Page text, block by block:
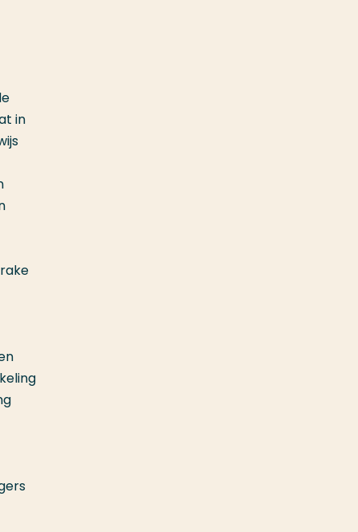
in